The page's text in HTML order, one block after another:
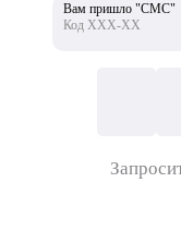
Вам пришло "СМС"
Код ХХХ-ХХ